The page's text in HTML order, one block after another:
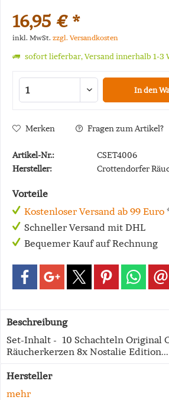
16,95 € *
inkl. MwSt. zzgl. Versandkosten
sofort lieferbar, Versand innerhalb 1-3
In den
Merken Fragen zum Artikel?
Artikel-Nr.:
CSET4006
Hersteller:
Crottendorfer
Vorteile
Kostenloser Versand ab 99 Euro
Schneller Versand mit DHL
Bequemer Kauf auf Rechnung
Beschreibung
Set-Inhalt - 10 Schachteln Original
Räucherkerzen 8x Nostalie Edition...
Hersteller
mehr